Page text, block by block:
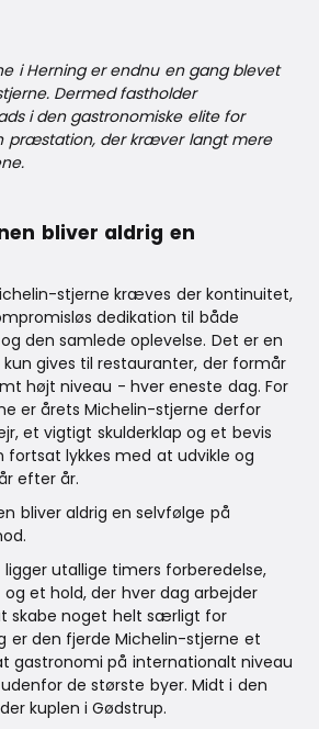
i Herning er endnu en gang blevet
Dermed fastholder
i den gastronomiske elite for
præstation, der kræver langt mere
bliver aldrig en
stjerne kræves der kontinuitet,
dedikation til både
den samlede oplevelse. Det er en
gives til restauranter, der formår
højt niveau - hver eneste dag. For
er årets Michelin-stjerne derfor
et vigtigt skulderklap og et bevis
fortsat lykkes med at udvikle og
efter år.
bliver aldrig en selvfølge på
ligger utallige timers forberedelse,
et hold, der hver dag arbejder
noget helt særligt for
er den fjerde Michelin-stjerne et
gastronomi på internationalt niveau
de største byer. Midt i den
kuplen i Gødstrup.